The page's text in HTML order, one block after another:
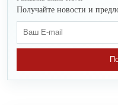
Получайте новости и